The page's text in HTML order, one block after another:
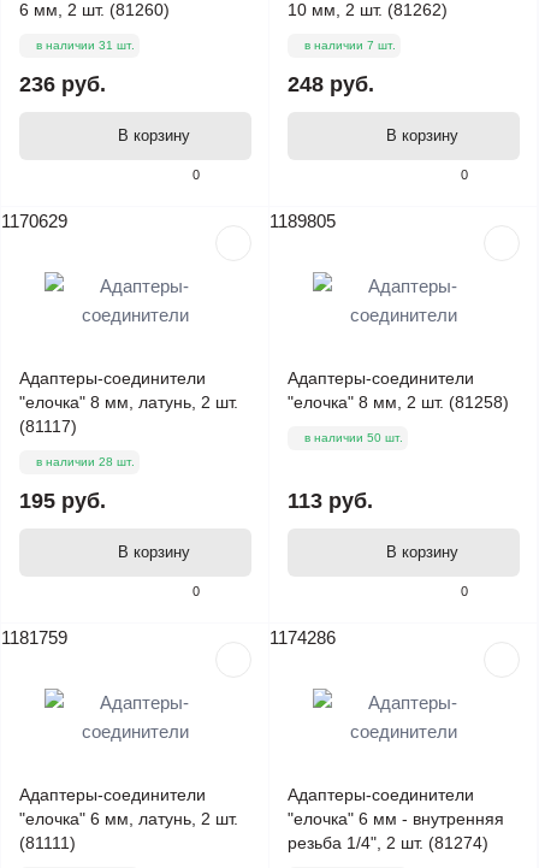
0
6 мм, 2 шт. (81260)
в наличии 31 шт.
236 руб.
В корзину
0
10 мм, 2 шт. (81262)
в наличии 7 шт.
248 руб.
В корзину
1170629
0
Адаптеры-соединители
"елочка" 8 мм, латунь, 2 шт.
(81117)
в наличии 28 шт.
195 руб.
В корзину
1189805
0
Адаптеры-соединители
"елочка" 8 мм, 2 шт. (81258)
в наличии 50 шт.
113 руб.
В корзину
1181759
Адаптеры-соединители
"елочка" 6 мм, латунь, 2 шт.
(81111)
1174286
Адаптеры-соединители
"елочка" 6 мм - внутренняя
резьба 1/4", 2 шт. (81274)